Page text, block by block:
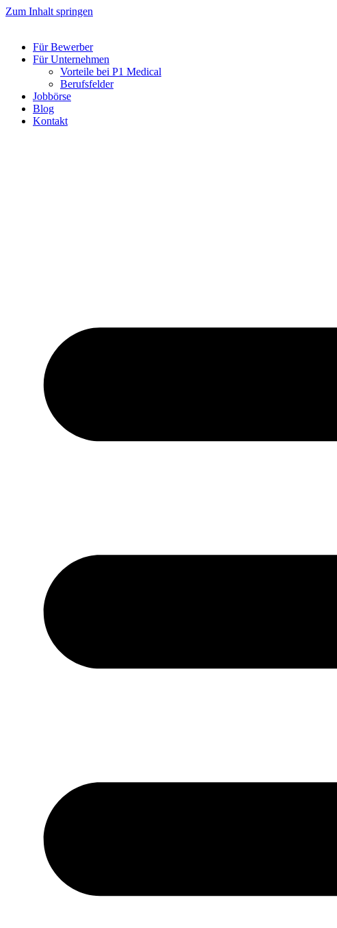
Zum Inhalt springen
Für Bewerber
Für Unternehmen
Vorteile bei P1 Medical
Berufsfelder
Jobbörse
Blog
Kontakt